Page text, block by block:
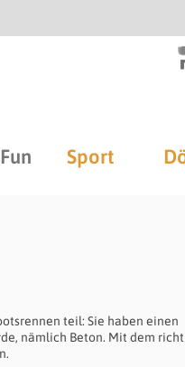
Fun Sport
teil: Sie haben einen
nämlich Beton. Mit dem